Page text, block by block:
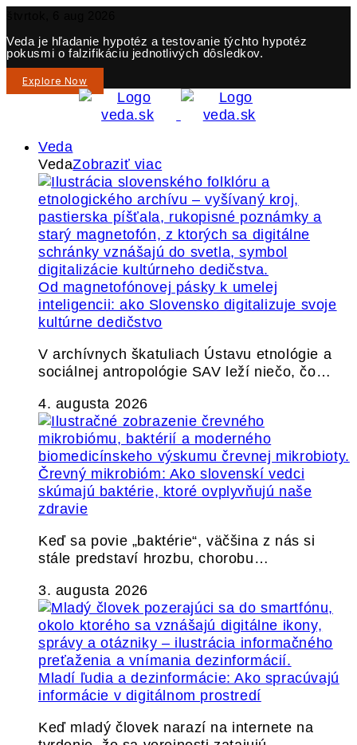
Veda je hľadanie hypotéz a testovanie týchto hypotéz
pokusmi o falzifikáciu jednotlivých dôsledkov.
Explore Now
Veda
VedaZobraziť viac
Od magnetofónovej pásky k umelej
inteligencii: ako Slovensko digitalizuje svoje
kultúrne dedičstvo
V archívnych škatuliach Ústavu etnológie a
sociálnej antropológie SAV leží niečo, čo…
4. augusta 2026
Črevný mikrobióm: Ako slovenskí vedci
skúmajú baktérie, ktoré ovplyvňujú naše
zdravie
Keď sa povie „baktérie“, väčšina z nás si
stále predstaví hrozbu, chorobu…
3. augusta 2026
Mladí ľudia a dezinformácie: Ako spracúvajú
informácie v digitálnom prostredí
Keď mladý človek narazí na internete na